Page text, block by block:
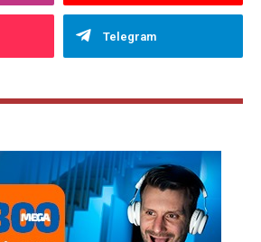
Telegram